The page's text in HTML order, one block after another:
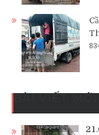
BÀI VIẾT